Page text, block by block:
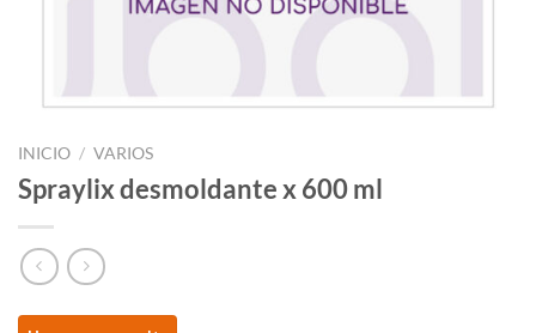
INICIO / VARIOS
Spraylix desmoldante x 600 ml